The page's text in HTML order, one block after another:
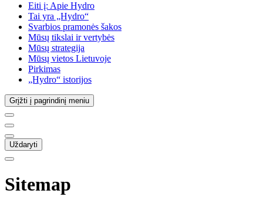
Eiti į: Apie Hydro
Tai yra „Hydro“
Svarbios pramonės šakos
Mūsų tikslai ir vertybės
Mūsų strategija
Mūsų vietos Lietuvoje
Pirkimas
„Hydro“ istorijos
Grįžti į pagrindinį meniu
Uždaryti
Sitemap